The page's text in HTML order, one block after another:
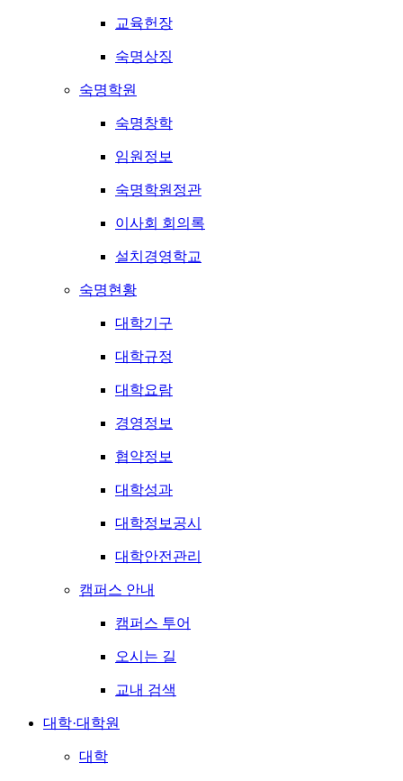
교육헌장
숙명상징
숙명학원
숙명창학
임원정보
숙명학원정관
이사회 회의록
설치경영학교
숙명현황
대학기구
대학규정
대학요람
경영정보
협약정보
대학성과
대학정보공시
대학안전관리
캠퍼스 안내
캠퍼스 투어
오시는 길
교내 검색
대학·대학원
대학